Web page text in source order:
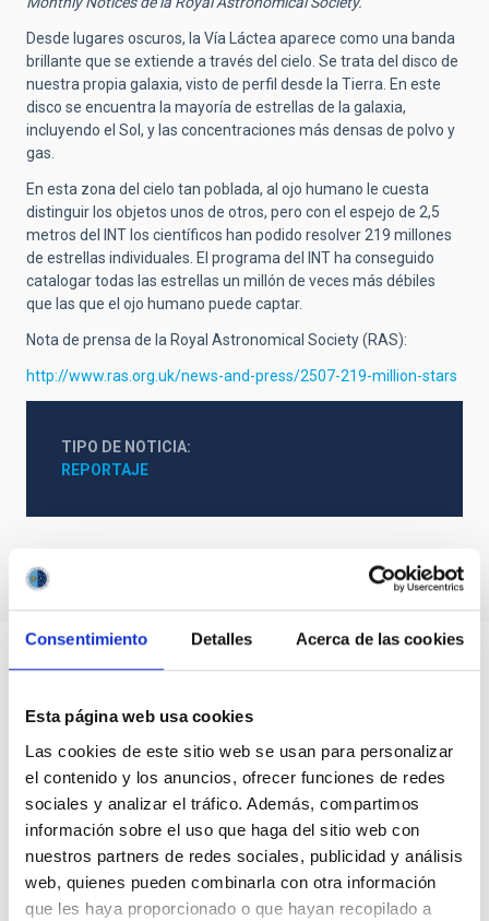
Consentimiento Detalles Acerca de las cookies
Esta página web usa cookies
Las cookies de este sitio web se usan para personalizar
el contenido y los anuncios, ofrecer funciones de redes
sociales y analizar el tráfico. Además, compartimos
información sobre el uso que haga del sitio web con
nuestros partners de redes sociales, publicidad y análisis
web, quienes pueden combinarla con otra información
que les haya proporcionado o que hayan recopilado a
Desde lugares oscuros, la Vía Láctea aparece como una banda
brillante que se extiende a través del cielo. Se trata del disco de
nuestra propia galaxia, visto de perfil desde la Tierra. En este
disco se encuentra la mayoría de estrellas de la galaxia,
incluyendo el Sol, y las concentraciones más densas de polvo y
gas.
En esta zona del cielo tan poblada, al ojo humano le cuesta
distinguir los objetos unos de otros, pero con el espejo de 2,5
metros del INT los científicos han podido resolver 219 millones
de estrellas individuales. El programa del INT ha conseguido
catalogar todas las estrellas un millón de veces más débiles
que las que el ojo humano puede captar.
Nota de prensa de la Royal Astronomical Society (RAS):
http://www.ras.org.uk/news-and-press/2507-219-million-stars
TIPO DE NOTICIA
REPORTAJE